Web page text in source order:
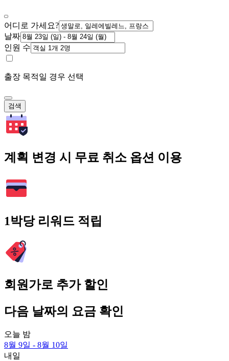
어디로 가세요?
날짜
인원 수
출장 목적일 경우 선택
검색
계획 변경 시 무료 취소 옵션 이용
1박당 리워드 적립
회원가로 추가 할인
다음 날짜의 요금 확인
오늘 밤
8월 9일 - 8월 10일
내일